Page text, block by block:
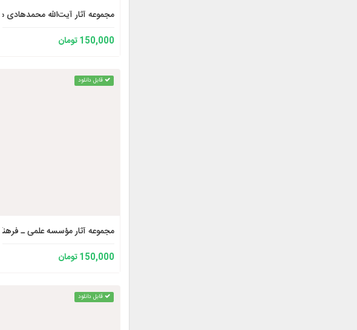
مجموعه آثار آیت‌الله محمدهادی
150,000 تومان
قابل دانلود
مجموعه آثار مؤسسه علمی ـ
150,000 تومان
قابل دانلود